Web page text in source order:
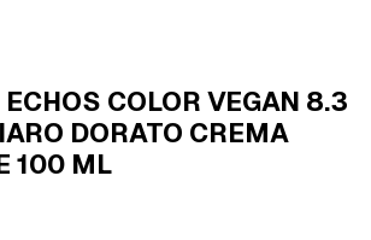
COLOR VEGAN 8.3
DORATO CREMA
100 ML